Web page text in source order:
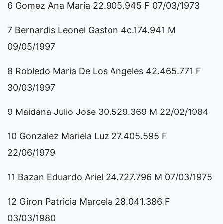
6 Gomez Ana Maria 22.905.945 F 07/03/1973
7 Bernardis Leonel Gaston 4c.174.941 M
09/05/1997
8 Robledo Maria De Los Angeles 42.465.771 F
30/03/1997
9 Maidana Julio Jose 30.529.369 M 22/02/1984
10 Gonzalez Mariela Luz 27.405.595 F
22/06/1979
11 Bazan Eduardo Ariel 24.727.796 M 07/03/1975
12 Giron Patricia Marcela 28.041.386 F
03/03/1980